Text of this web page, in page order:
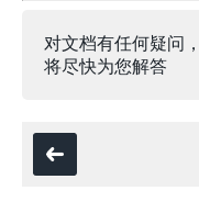
对文档有任何疑问
将尽快为您解答